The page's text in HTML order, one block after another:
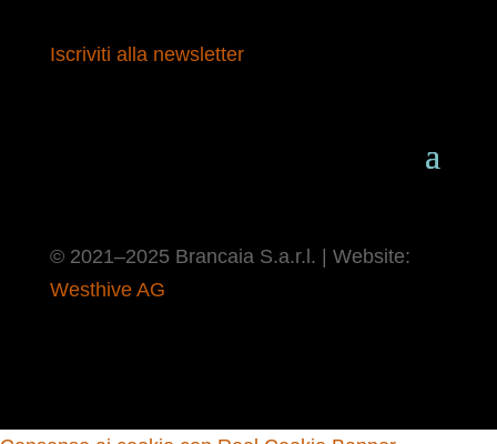
Iscriviti alla newsletter
© 2021–2025 Brancaia S.a.r.l. | Website:
Westhive AG